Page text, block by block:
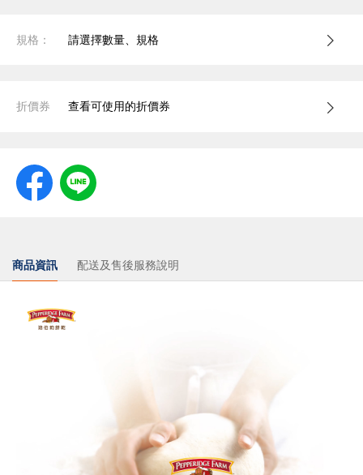
規格： 請選擇數量、規格
折價券 查看可使用的折價券
商品資訊 配送及售後服務說明